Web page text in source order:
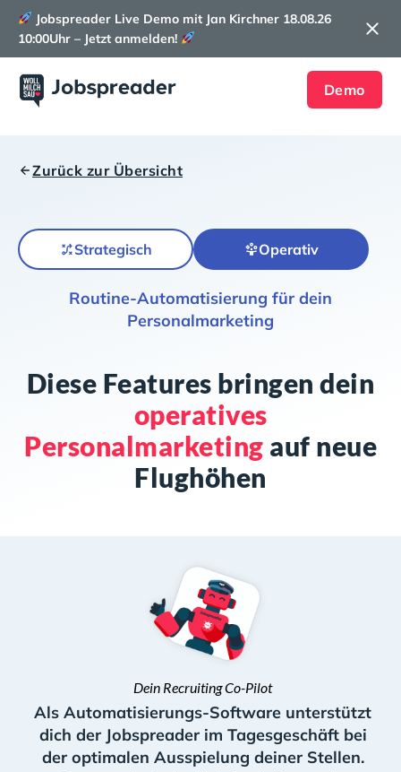
Jobspreader Live Demo mit Jan Kirchner 18.08.26
10:00Uhr – Jetzt anmelden!
Demo
Zurück zur Übersicht
Strategisch Operativ
Routine-Automatisierung für dein
Personalmarketing
Diese Features bringen dein
operatives
Personalmarketing auf neue
Flughöhen
Dein Recruiting Co-Pilot
Als Automatisierungs-Software unterstützt
dich der Jobspreader im Tagesgeschäft bei
der optimalen Ausspielung deiner Stellen.